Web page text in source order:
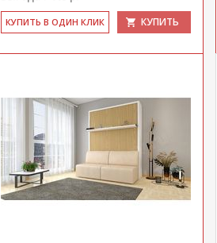
КУ­ПИТЬ В ОДИН КЛИК КУПИТЬ